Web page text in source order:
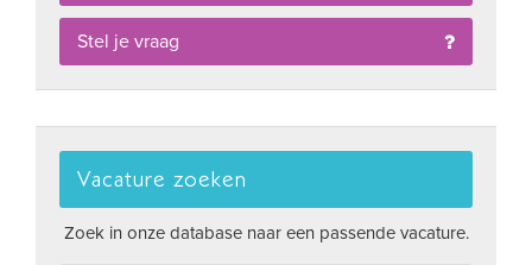
Stel je vraag
Vacature zoeken
Zoek in onze database naar een passende vacature.